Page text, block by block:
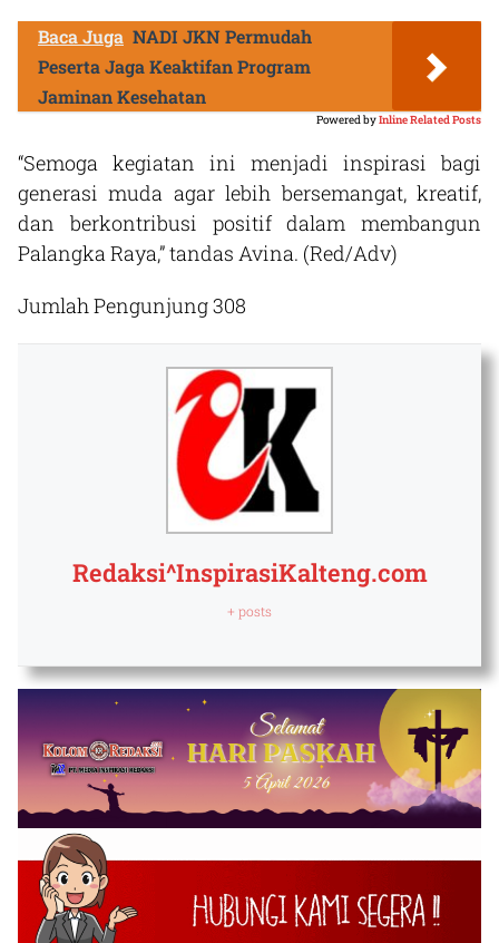
Baca Juga NADI JKN Permudah
Peserta Jaga Keaktifan Program
Jaminan Kesehatan
Powered byInline Related Posts
“Semoga kegiatan ini menjadi inspirasi bagi
generasi muda agar lebih bersemangat, kreatif,
dan berkontribusi positif dalam membangun
Palangka Raya,” tandas Avina. (Red/Adv)
Jumlah Pengunjung308
Redaksi^InspirasiKalteng.com
+ posts